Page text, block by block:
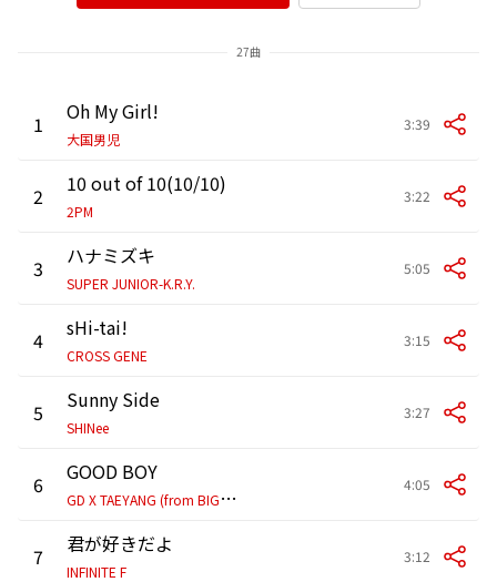
27曲
1 Oh My Girl!
大国男児
3:39
2 10 out of 10(10/10)
2PM
3:22
3 ハナミズキ
SUPER JUNIOR-K.R.Y.
5:05
4 sHi-tai!
CROSS GENE
3:15
5 Sunny Side
SHINee
3:27
6
GOOD BOY
G
D X TAEYANG (from BIGBANG)
4:05
7 君が好きだよ
INFINITE F
3:12